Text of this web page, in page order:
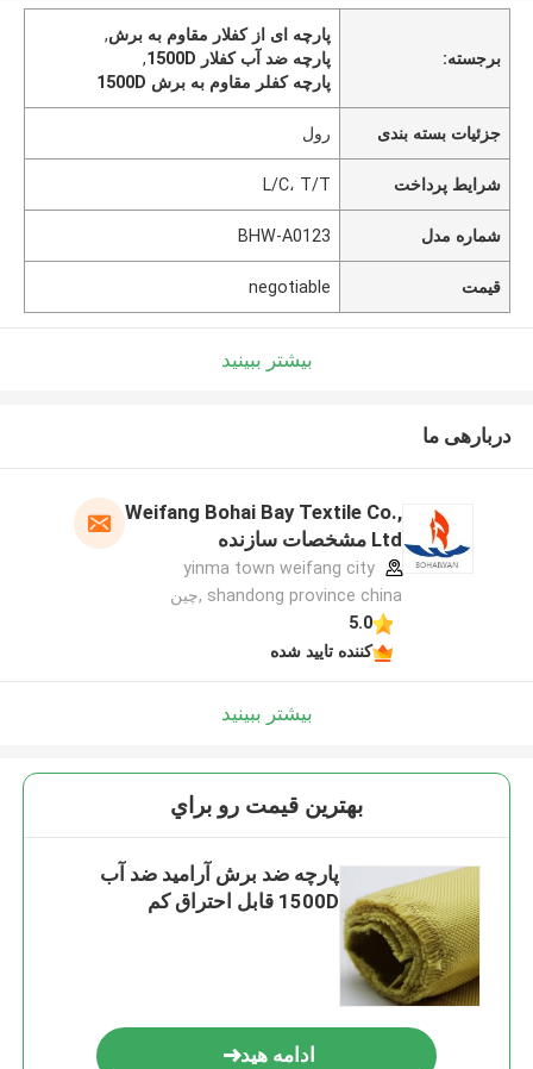
برجسته:
پارچه ای از کفلار مقاوم به برش,
پارچه ضد آب کفلار 1500D
,
پارچه کفلر مقاوم به برش 1500D
جزئیات بسته بندی رول
شرایط پرداخت L/C، T/T
شماره مدل BHW-A0123
قیمت negotiable
بیشتر ببینید
دربارهی ما
Weifang Bohai Bay Textile Co.,
Ltd مشخصات سازنده
yinma town weifang city
shandong province china ,چین
5.0
کننده تایید شده
بیشتر ببینید
بهترين قيمت رو براي
پارچه ضد برش آرامید ضد آب
1500D قابل احتراق کم
ادامه هید